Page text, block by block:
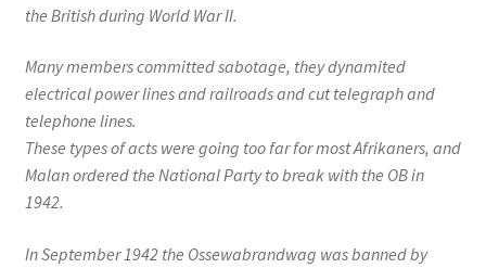
the British during World War II.
Many members committed sabotage, they dynamited
electrical power lines and railroads and cut telegraph and
telephone lines.
These types of acts were going too far for most Afrikaners, and
Malan ordered the National Party to break with the OB in
1942.
In September 1942 the Ossewabrandwag was banned by